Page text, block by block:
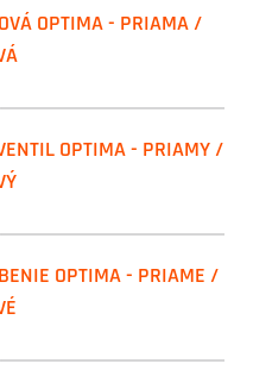
OPTIMA - PRIAMA /
OPTIMA - PRIAMY /
OPTIMA - PRIAME /